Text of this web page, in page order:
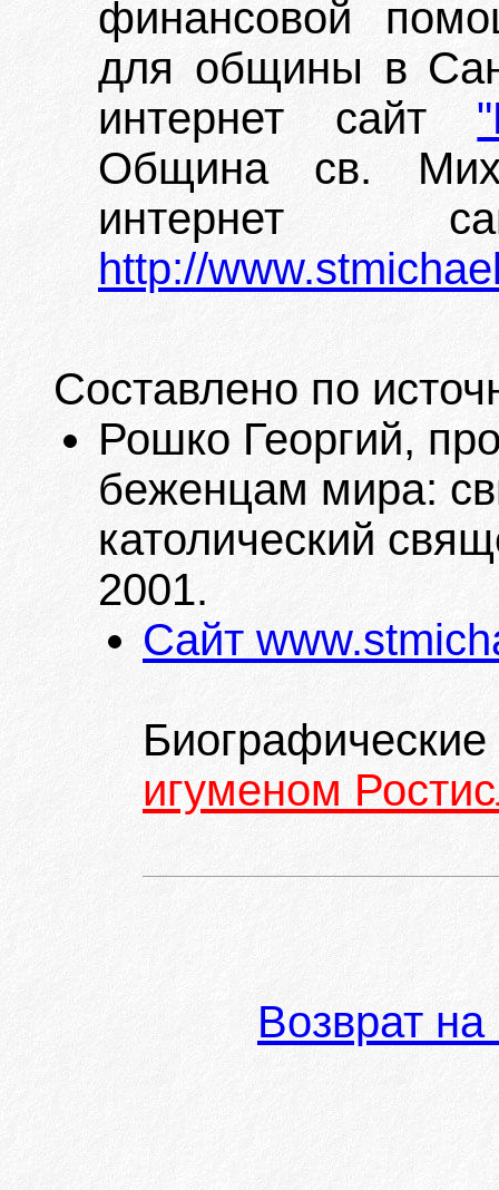
финансовой
для общины в
интернет сайт
Община св.
интернет
http://
Составлено по
Рошко Георгий,
беженцам мира:
католический
2001.
Сайт
игуменом
Возврат